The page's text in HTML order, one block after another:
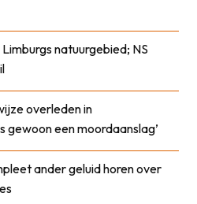
natuurgebied; NS
overleden in
gewoon een moordaanslag’
ander geluid horen over